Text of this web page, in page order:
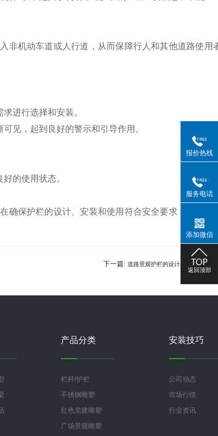
非机动车道或人行道，从而保障行人和其他道路使用
进行选择和安装。
见，起到良好的警示和引导作用。
的使用状态。
确保护栏的设计、安装和使用符合安全要求，提高道
下一篇: 道路景观护栏的设计与功
产品分类
栏杆/护栏
不锈钢雕塑
红色党建雕塑
广场景观雕塑
安装技巧
公司动态
市场行情
行业资讯
报价热线
服务电话
添加微信
返回顶部